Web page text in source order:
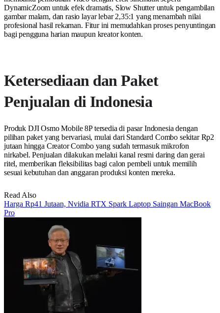
DynamicZoom untuk efek dramatis, Slow Shutter untuk pengambilan
gambar malam, dan rasio layar lebar 2,35:1 yang menambah nilai
profesional hasil rekaman. Fitur ini memudahkan proses penyuntingan
bagi pengguna harian maupun kreator konten.
Ketersediaan dan Paket
Penjualan di Indonesia
Produk DJI Osmo Mobile 8P tersedia di pasar Indonesia dengan
pilihan paket yang bervariasi, mulai dari Standard Combo sekitar Rp2
jutaan hingga Creator Combo yang sudah termasuk mikrofon
nirkabel. Penjualan dilakukan melalui kanal resmi daring dan gerai
ritel, memberikan fleksibilitas bagi calon pembeli untuk memilih
sesuai kebutuhan dan anggaran produksi konten mereka.
Read Also
Harga Rp41 Jutaan, Nvidia RTX Spark Laptop Saingan MacBook
Pro